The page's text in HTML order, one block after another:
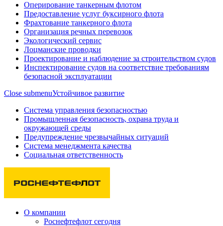
Оперирование танкерным флотом
Предоставление услуг буксирного флота
Фрахтование танкерного флота
Организация речных перевозок
Экологический сервис
Лоцманские проводки
Проектирование и наблюдение за строительством судов
Инспектирование судов на соответствие требованиям
безопасной эксплуатации
Close submenuУстойчивое развитие
Система управления безопасностью
Промышленная безопасность, охрана труда и
окружающей среды
Предупреждение чрезвычайных ситуаций
Система менеджмента качества
Социальная ответственность
О компании
Роснефтефлот сегодня